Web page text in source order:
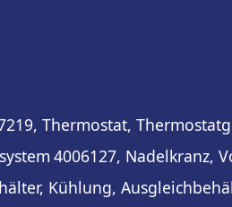
Thermostat,
4006127, Nadelkranz,
Kühlung,